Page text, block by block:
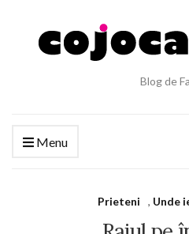
Blog de
Menu
Prieteni , Unde